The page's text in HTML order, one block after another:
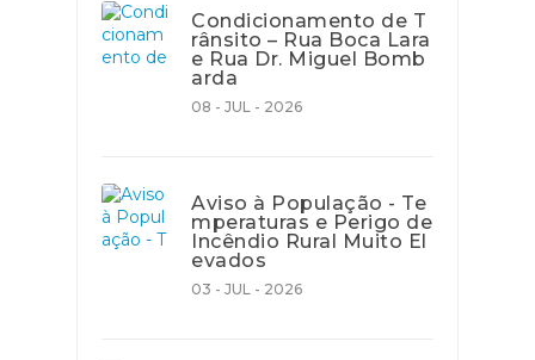
Condicionamento de T
rânsito – Rua Boca Lara
e Rua Dr. Miguel Bomb
arda
08 - JUL - 2026
Aviso à População - Te
mperaturas e Perigo de
Incêndio Rural Muito El
evados
03 - JUL - 2026